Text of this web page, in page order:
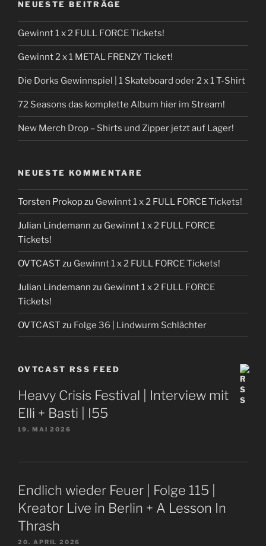
NEUESTE BEITRÄGE
Gewinnt 1 x 2 FULL FORCE Tickets!
Gewinnt 2 x 1 METAL FRENZY Ticket!
Die Dorks Gewinnspiel | 1 Skateboard oder 2 x 1 T-Shirt
72 Seasons das komplette Album hier im Stream!
New Merch Drop – Shirts und Zipper jetzt auf Lager!
NEUESTE KOMMENTARE
Torsten Prokopzu Gewinnt 1 x 2 FULL FORCE Tickets!
Julian Lindemann zu Gewinnt 1 x 2 FULL FORCE
Tickets!
OVTCAST zu Gewinnt 1 x 2 FULL FORCE Tickets!
Julian Lindemann zu Gewinnt 1 x 2 FULL FORCE
Tickets!
OVTCAST zu Folge 36 | Lindwurm Schlächter
OVTCAST RSS FEED
Heavy Crisis Festival | Interview mit
Elli + Basti | I55
19. MAI 2026
Endlich wieder Feuer | Folge 115 |
Kreator Live in Berlin + A Lesson In
Thrash
20. APRIL 2026